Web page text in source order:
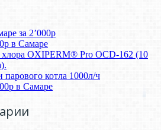
за 2’000р
в Самаре
OXIPERM® Pro OCD-162 (10
котла 1000л/ч
в Самаре